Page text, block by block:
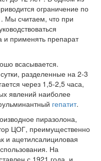
ограничение по
. Мы считаем, что при
и применять препарат
всасывается.
разделенные на 2-3
через 1,5-2,5 часа,
явлений наиболее
гепатит.
пиразолона,
ЦОГ, преимущественно
и ацетилсалициловая
На
с 1921 года, и